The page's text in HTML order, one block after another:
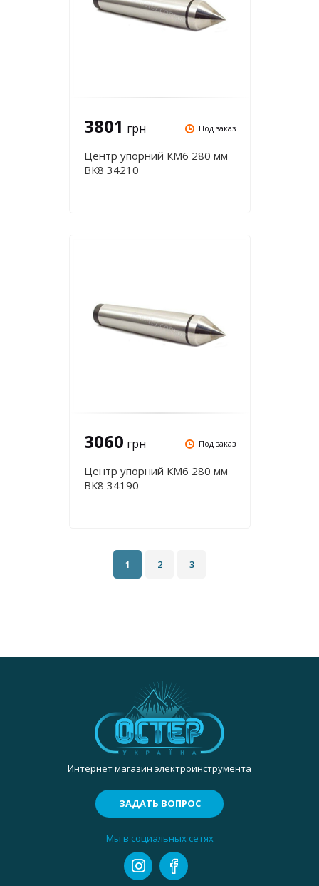
3801 грн Под заказ
Центр упорний КМ6 280 мм
ВК8 34210
3060 грн Под заказ
Центр упорний КМ6 280 мм
ВК8 34190
1 2 3
Интернет магазин электроинструмента
ЗАДАТЬ ВОПРОС
Мы в социальных сетях